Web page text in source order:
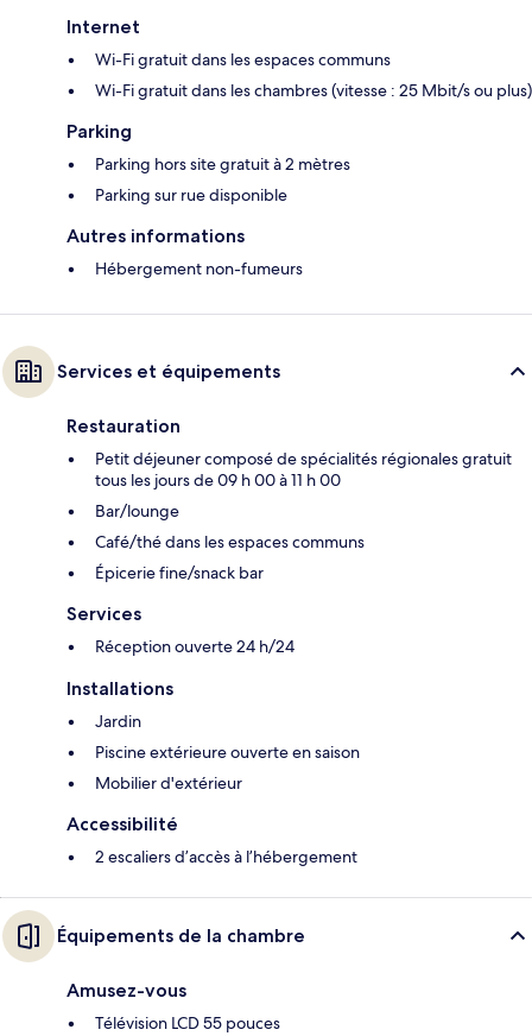
Internet
Wi-Fi gratuit dans les espaces communs
Wi-Fi gratuit dans les chambres (vitesse : 25 Mbit/s ou plus)
Parking
Parking hors site gratuit à 2 mètres
Parking sur rue disponible
Autres informations
Hébergement non-fumeurs
Services et équipements
Restauration
Petit déjeuner composé de spécialités régionales gratuit
tous les jours de 09 h 00 à 11 h 00
Bar/lounge
Café/thé dans les espaces communs
Épicerie fine/snack bar
Services
Réception ouverte 24 h/24
Installations
Jardin
Piscine extérieure ouverte en saison
Mobilier d'extérieur
Accessibilité
2 escaliers d’accès à l’hébergement
Équipements de la chambre
Amusez-vous
Télévision LCD 55 pouces